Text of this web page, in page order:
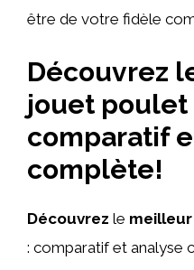
être de votre fidèle
Découvrez
jouet poulet
comparatif
complète!
Découvrez le
: comparatif et analyse